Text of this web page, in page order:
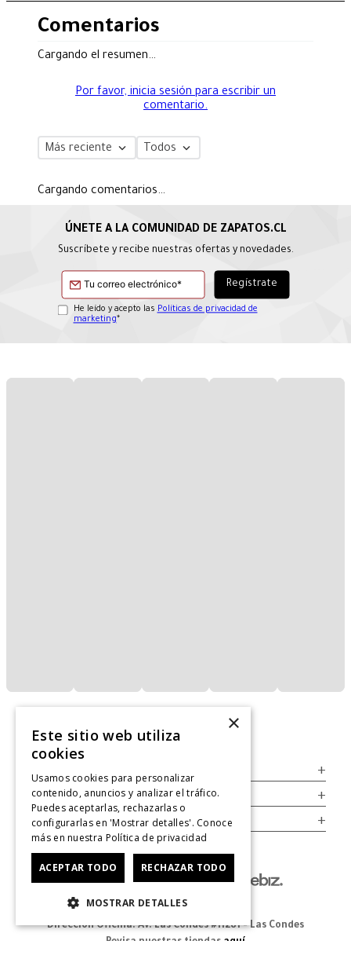
Comentarios
Cargando el resumen…
Por favor, inicia sesión para escribir un
comentario.
Más reciente Todos
Cargando comentarios…
Suscríbete y recibe nuestras ofertas y novedades.
He leído y acepto las Políticas de privacidad de
marketing*
+
Legal +
Cuenta +
Dirección Oficina: Av. Las Condes #11281 - Las Condes
Revisa nuestras tiendas aquí
×
Este sitio web utiliza
cookies
Usamos cookies para personalizar
contenido, anuncios y analizar el tráfico.
Puedes aceptarlas, rechazarlas o
configurarlas en 'Mostrar detalles'. Conoce
más en nuestra Política de privacidad
ACEPTAR TODO RECHAZAR TODO
MOSTRAR DETALLES